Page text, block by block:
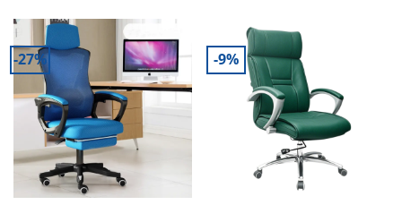
-27% -9%